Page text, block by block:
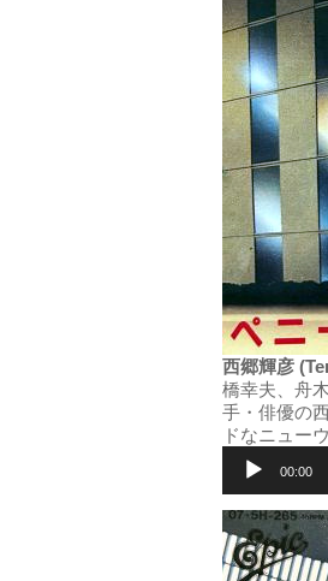
西郷輝彦
橋幸夫、舟
手・俳優の
ドなニュー
プ
レ
ー
ヤ
ー
00:00